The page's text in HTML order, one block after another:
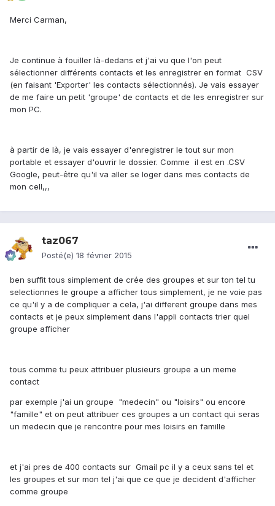
Merci Carman,
Je continue à fouiller là-dedans et j'ai vu que l'on peut
sélectionner différents contacts et les enregistrer en format CSV
(en faisant 'Exporter' les contacts sélectionnés). Je vais essayer
de me faire un petit 'groupe' de contacts et de les enregistrer sur
mon PC.
à partir de là, je vais essayer d'enregistrer le tout sur mon
portable et essayer d'ouvrir le dossier. Comme il est en .CSV
Google, peut-être qu'il va aller se loger dans mes contacts de
mon cell,,,
taz067
Posté(e) 18 février 2015
ben suffit tous simplement de crée des groupes et sur ton tel tu
selectionnes le groupe a afficher tous simplement, je ne voie pas
ce qu'il y a de compliquer a cela, j'ai different groupe dans mes
contacts et je peux simplement dans l'appli contacts trier quel
groupe afficher
tous comme tu peux attribuer plusieurs groupe a un meme
contact
par exemple j'ai un groupe "medecin" ou "loisirs" ou encore
"famille" et on peut attribuer ces groupes a un contact qui seras
un medecin que je rencontre pour mes loisirs en famille
et j'ai pres de 400 contacts sur Gmail pc il y a ceux sans tel et
les groupes et sur mon tel j'ai que ce que je decident d'afficher
comme groupe